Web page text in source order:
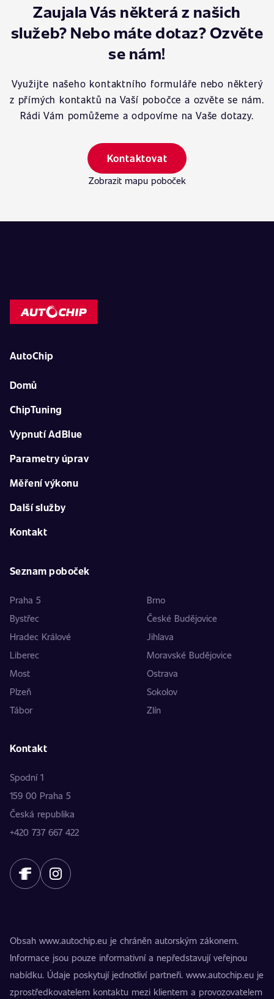
Zaujala Vás některá z našich
služeb? Nebo máte dotaz? Ozvěte
se nám!
Využijte našeho kontaktního formuláře nebo některý
z přímých kontaktů na Vaší pobočce a ozvěte se nám.
Rádi Vám pomůžeme a odpovíme na Vaše dotazy.
Kontaktovat
Zobrazit mapu poboček
AutoChip
Domů
ChipTuning
Vypnutí AdBlue
Parametry úprav
Měření výkonu
Další služby
Kontakt
Seznam poboček
Praha 5
Brno
Bystřec
České Budějovice
Hradec Králové
Jihlava
Liberec
Moravské Budějovice
Most
Ostrava
Plzeň
Sokolov
Tábor
Zlín
Kontakt
Spodní 1
159 00 Praha 5
Česká republika
+420 737 667 422
Obsah www.autochip.eu je chráněn autorským zákonem.
Informace jsou pouze informativní a nepředstavují veřejnou
nabídku. Údaje poskytují jednotliví partneři. www.autochip.eu je
zprostředkovatelem kontaktu mezi klientem a provozovatelem